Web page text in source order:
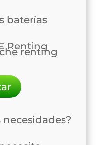
baterías
Renting
necesidades?